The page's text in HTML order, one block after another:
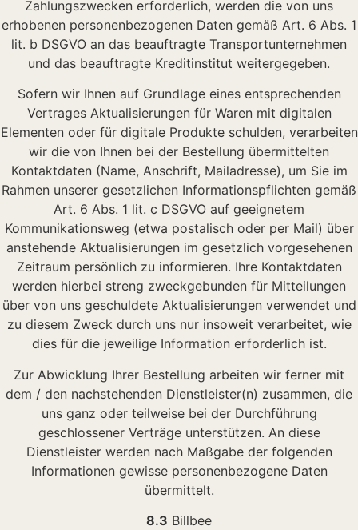
Zahlungszwecken erforderlich, werden die von uns
erhobenen personenbezogenen Daten gemäß Art. 6 Abs. 1
lit. b DSGVO an das beauftragte Transportunternehmen
und das beauftragte Kreditinstitut weitergegeben.
Sofern wir Ihnen auf Grundlage eines entsprechenden
Vertrages Aktualisierungen für Waren mit digitalen
Elementen oder für digitale Produkte schulden, verarbeiten
wir die von Ihnen bei der Bestellung übermittelten
Kontaktdaten (Name, Anschrift, Mailadresse), um Sie im
Rahmen unserer gesetzlichen Informationspflichten gemäß
Art. 6 Abs. 1 lit. c DSGVO auf geeignetem
Kommunikationsweg (etwa postalisch oder per Mail) über
anstehende Aktualisierungen im gesetzlich vorgesehenen
Zeitraum persönlich zu informieren. Ihre Kontaktdaten
werden hierbei streng zweckgebunden für Mitteilungen
über von uns geschuldete Aktualisierungen verwendet und
zu diesem Zweck durch uns nur insoweit verarbeitet, wie
dies für die jeweilige Information erforderlich ist.
Zur Abwicklung Ihrer Bestellung arbeiten wir ferner mit
dem / den nachstehenden Dienstleister(n) zusammen, die
uns ganz oder teilweise bei der Durchführung
geschlossener Verträge unterstützen. An diese
Dienstleister werden nach Maßgabe der folgenden
Informationen gewisse personenbezogene Daten
übermittelt.
8.3 Billbee